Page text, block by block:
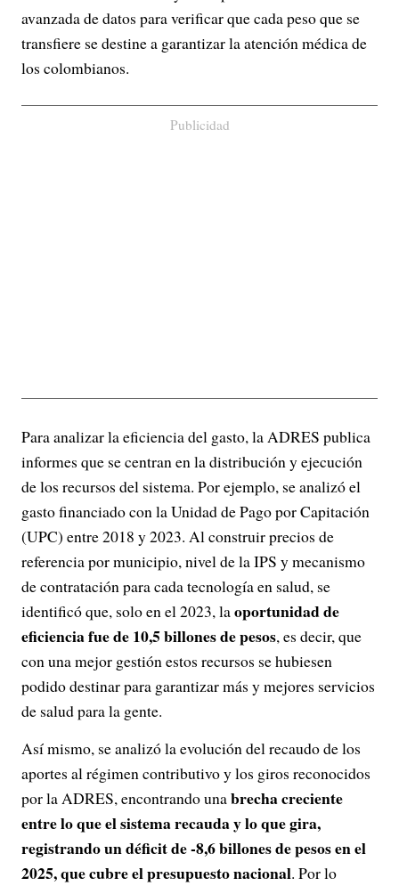
avanzada de datos para verificar que cada peso que se
transfiere se destine a garantizar la atención médica de
los colombianos.
Publicidad
Para analizar la eficiencia del gasto, la ADRES publica
informes que se centran en la distribución y ejecución
de los recursos del sistema. Por ejemplo, se analizó el
gasto financiado con la Unidad de Pago por Capitación
(UPC) entre 2018 y 2023. Al construir precios de
referencia por municipio, nivel de la IPS y mecanismo
de contratación para cada tecnología en salud, se
identificó que, solo en el 2023, laoportunidad de
eficiencia fue de 10,5 billones de pesos, es decir, que
con una mejor gestión estos recursos se hubiesen
podido destinar para garantizar más y mejores servicios
de salud para la gente.
Así mismo, se analizó la evolución del recaudo de los
aportes al régimen contributivo y los giros reconocidos
por la ADRES, encontrando unabrecha creciente
entre lo que el sistema recauda y lo que gira,
registrando un déficit de -8,6 billones de pesos en el
2025, que cubre el presupuesto nacional. Por lo